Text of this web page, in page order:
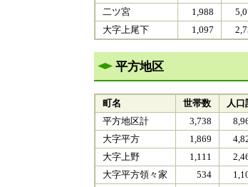
二ツ宮
1,988
大字上尾下
1,097
平方地区
町名 世帯数 人口
平方地区計
3,738
大字平方
1,869
大字上野
1,111
大字平方領々家
534